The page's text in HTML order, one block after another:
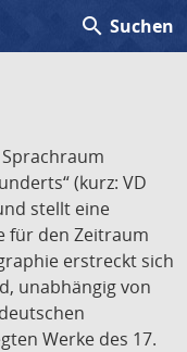
search Suchen
(kurz: VD
stellt eine
für den Zeitraum
erstreckt sich
unabhängig von
Werke des 17.